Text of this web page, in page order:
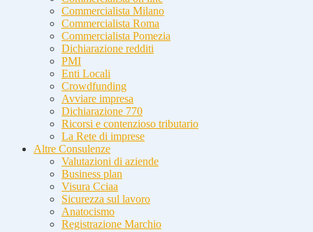
Commercialista Milano
Commercialista Roma
Commercialista Pomezia
Dichiarazione redditi
PMI
Enti Locali
Crowdfunding
Avviare impresa
Dichiarazione 770
Ricorsi e contenzioso tributario
La Rete di imprese
Altre Consulenze
Valutazioni di aziende
Business plan
Visura Cciaa
Sicurezza sul lavoro
Anatocismo
Registrazione Marchio